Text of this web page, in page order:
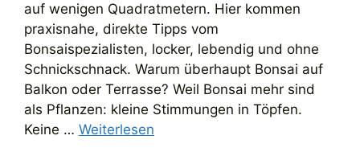
auf wenigen Quadratmetern. Hier kommen
praxisnahe, direkte Tipps vom
Bonsaispezialisten, locker, lebendig und ohne
Schnickschnack. Warum überhaupt Bonsai auf
Balkon oder Terrasse? Weil Bonsai mehr sind
als Pflanzen: kleine Stimmungen in Töpfen.
Keine … Weiterlesen